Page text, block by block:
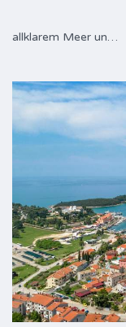
allklarem Meer un…